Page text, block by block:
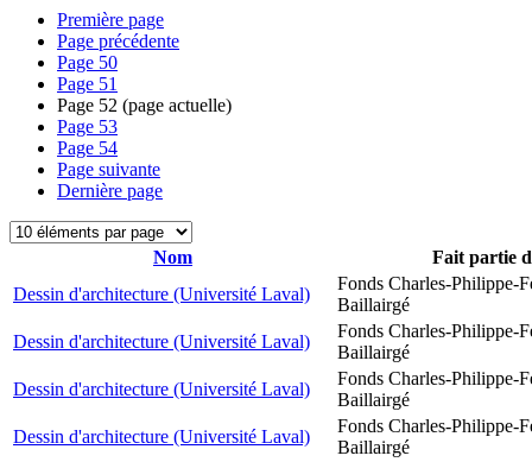
Première page
Page précédente
Page 50
Page 51
Page 52 (page actuelle)
Page 53
Page 54
Page suivante
Dernière page
Nom
Fait partie
Dessin d'architecture (Université Laval)
Fonds Charles-Philippe-
Baillairgé
Dessin d'architecture (Université Laval)
Fonds Charles-Philippe-
Baillairgé
Dessin d'architecture (Université Laval)
Fonds Charles-Philippe-
Baillairgé
Dessin d'architecture (Université Laval)
Fonds Charles-Philippe-
Baillairgé